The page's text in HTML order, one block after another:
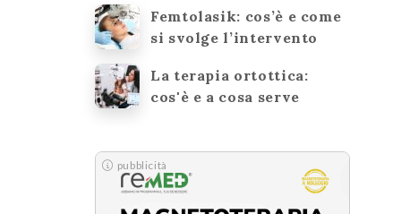
Femtolasik: cos’è e come
si svolge l’intervento
La terapia ortottica:
cos'è e a cosa serve
pubblicità